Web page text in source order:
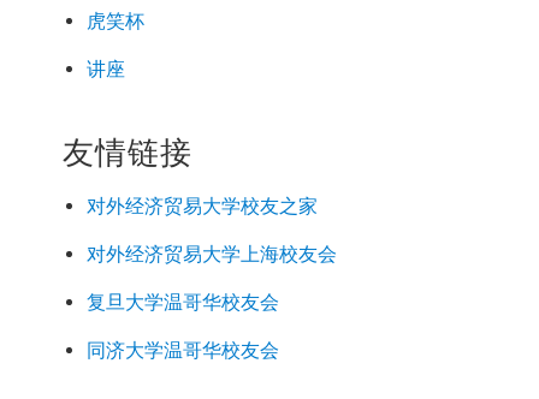
虎笑杯
讲座
友情链接
对外经济贸易大学校友之家
对外经济贸易大学上海校友会
复旦大学温哥华校友会
同济大学温哥华校友会